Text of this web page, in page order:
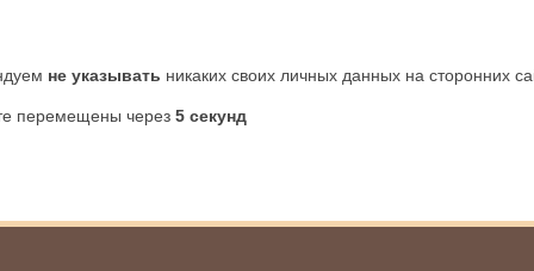
не указывать никаких своих личных данных на сторонних
перемещены через 5 секунд